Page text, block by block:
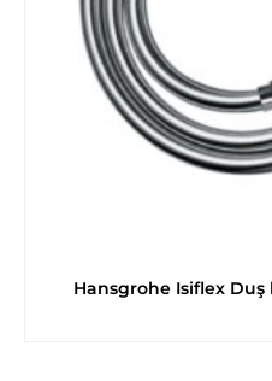
Hansgrohe Isiflex